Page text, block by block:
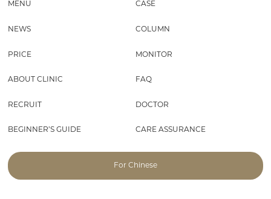
MENU CASE
NEWS COLUMN
PRICE MONITOR
ABOUT CLINIC FAQ
RECRUIT DOCTOR
BEGINNER’S GUIDE CARE ASSURANCE
For Chinese